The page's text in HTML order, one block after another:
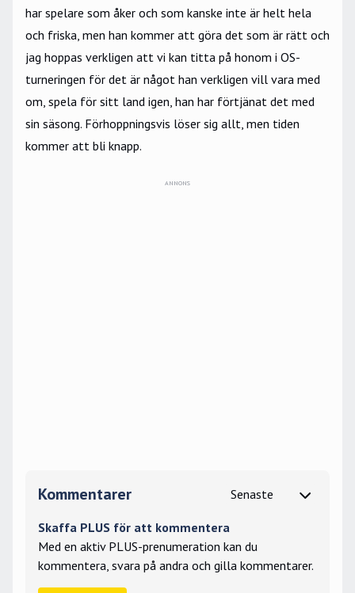
har spelare som åker och som kanske inte är helt hela
och friska, men han kommer att göra det som är rätt och
jag hoppas verkligen att vi kan titta på honom i OS-
turneringen för det är något han verkligen vill vara med
om, spela för sitt land igen, han har förtjänat det med
sin säsong. Förhoppningsvis löser sig allt, men tiden
kommer att bli knapp.
Kommentarer
Skaffa PLUS för att kommentera
Med en aktiv PLUS-prenumeration kan du
kommentera, svara på andra och gilla kommentarer.